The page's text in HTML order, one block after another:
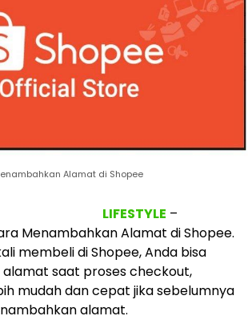
Alamat di Shopee
LIFESTYLE –
Menambahkan Alamat di Shopee.
membeli di Shopee, Anda bisa
saat proses checkout,
mudah dan cepat jika sebelumnya
alamat.